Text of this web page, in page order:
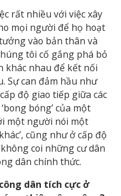
rất nhiều với việc xây
mọi người để họ hoạt
vào bản thân và
tôi cố gắng phá bỏ
​​khác nhau để kết nối
Sự can đảm hầu như
độ giao tiếp giữa các
bóng’ của một
một người nói một
cũng như ở cấp độ
coi những cư dân
dân chính thức.
dân tích cực ở